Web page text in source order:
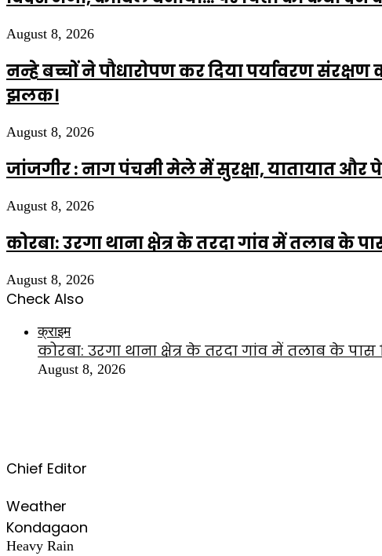
August 8, 2026
नन्हे बच्चों ने पौधारोपण कर दिया पर्यावरण
झलक।
August 8, 2026
जांजगीर : नाग पंचमी मेले में सुरक्षा, यातायात
August 8, 2026
कोरबा: उरगा थाना क्षेत्र के तरदा गांव में तलाब के
August 8, 2026
Check Also
क्राइम
कोरबा: उरगा थाना क्षेत्र के तरदा गांव में तलाब के
August 8, 2026
Chief Editor
Weather
Kondagaon
Heavy Rain